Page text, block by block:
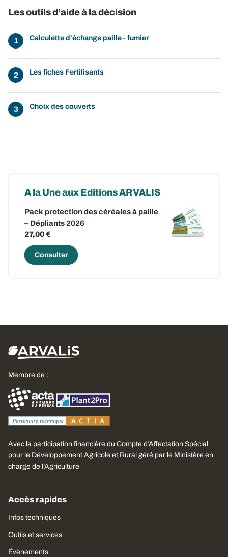
Les outils d’aide à la décision
Calculette d'échange paille - fumier
Les fiches Fertilisants
Choix des couverts
A la Une aux Editions ARVALIS
Pack protection des céréales à paille
– Dépliants 2026
27,00 €
Consulter
Membre de :
Avec la participation financière du Compte d’Affectation Spécial
pour le Développement Agricole et Rural géré par le Ministère en
charge de l’Agriculture
Accès rapides
Infos techniques
Outils et services
Évènements